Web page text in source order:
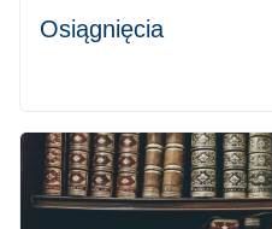
Osiągnięcia